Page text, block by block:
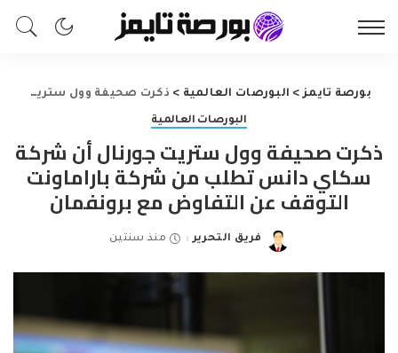
بورصة تايمز> البورصات العالمية > ذكرت صحيفة وول ستريت جورنال أن شركة سكاي دانس تطلب من شركة باراماونت التوقف عن التفاوض مع برونفمان
البورصات العالمية
ذكرت صحيفة وول ستريت جورنال أن شركة
سكاي دانس تطلب من شركة باراماونت
التوقف عن التفاوض مع برونفمان
Posted
فريق التحرير منذ سنتين